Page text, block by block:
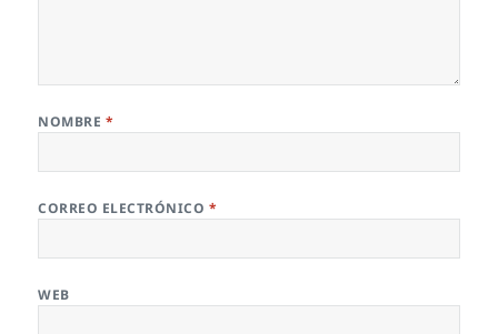
NOMBRE *
CORREO ELECTRÓNICO *
WEB